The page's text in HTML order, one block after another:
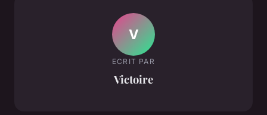
V
ECRIT PAR
Victoire